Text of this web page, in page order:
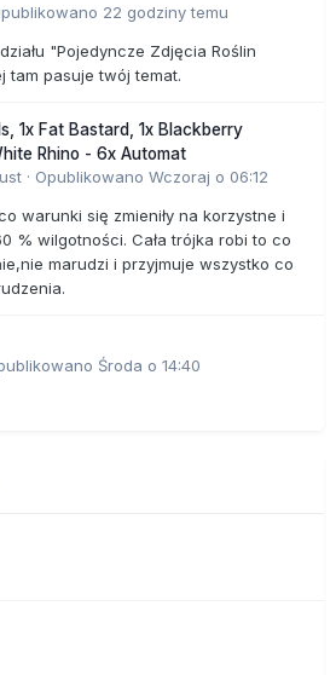
22 godziny temu
"Pojedyncze Zdjęcia Roślin
tam pasuje twój temat.
1x Fat Bastard, 1x Blackberry
Rhino - 6x Automat
· Opublikowano Wczoraj o 06:12
warunki się zmieniły na korzystne i
% wilgotności. Cała trójka robi to co
marudzi i przyjmuje wszystko co
Środa o 14:40